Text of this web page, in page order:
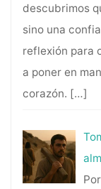
descubrimos
sino una
reflexión para
a poner en
corazón. […]